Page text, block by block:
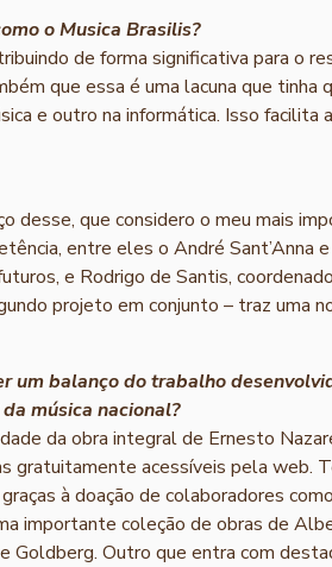
o Musica Brasilis?
de forma significativa para o
que essa é uma lacuna que tinha
e outro na informática. Isso facilita
desse, que considero o meu mais
entre eles o André Sant’Anna
e Rodrigo de Santis,
projeto em conjunto – traz uma
um balanço do trabalho
música nacional?
da obra integral de Ernesto
gratuitamente acessíveis pela web.
à doação de colaboradores
importante coleção de obras de
Goldberg. Outro que entra com